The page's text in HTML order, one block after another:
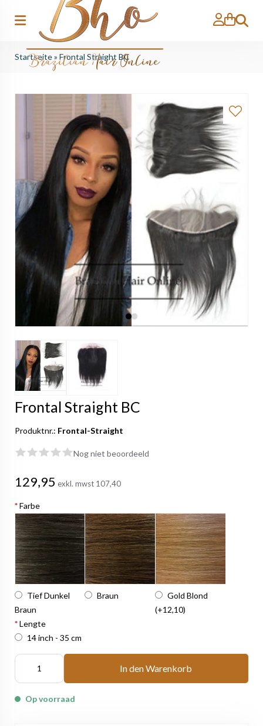
Suche
Startseite» Frontal Straight BC
Frontal Straight BC
Produktnr.: Frontal-Straight
Nog niet beoordeeld
129,95 exkl. mwst 107,40
*Farbe
Tief Dunkel
Braun
Braun
Gold Blond
(+12,10)
*Lengte
14 inch - 35 cm
In den Warenkorb
Op voorraad